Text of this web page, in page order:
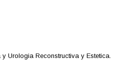
Urologia Reconstructiva y Estetica.